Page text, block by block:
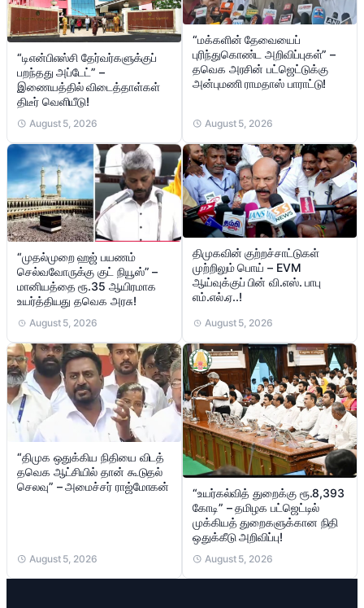
“டிஎன்பிஎஸ்சி தேர்வர்களுக்குப்
பறந்தது அப்டேட்” –
இணையத்தில் விடைத்தாள்கள்
திடீர் வெளியீடு!
August 5, 2026
“மக்களின் தேவையைப்
புரிந்துகொண்ட அறிவிப்புகள்” –
தவெக அரசின் பட்ஜெட்டுக்கு
அன்புமணி ராமதாஸ் பாராட்டு!
August 5, 2026
“முதல்முறை ஹஜ் பயணம்
செல்வவோருக்கு குட் நியூஸ்” –
மானியத்தை ரூ.35 ஆயிரமாக
உயர்த்தியது தவெக அரசு!
August 5, 2026
திமுகவின் குற்றச்சாட்டுகள்
முற்றிலும் பொய் – EVM
ஆய்வுக்குப் பின் வி.எஸ். பாபு
எம்.எல்.ஏ..!
August 5, 2026
“திமுக ஒதுக்கிய நிதியை விடத்
தவெக ஆட்சியில் தான் கூடுதல்
செலவு” – அமைச்சர் ராஜ்மோகன்
August 5, 2026
“உயர்கல்வித் துறைக்கு ரூ.8,393
கோடி” – தமிழக பட்ஜெட்டில்
முக்கியத் துறைகளுக்கான நிதி
ஒதுக்கீடு அறிவிப்பு!
August 5, 2026